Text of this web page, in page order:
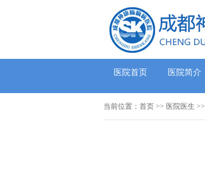
医院首页 医院简介
当前位置： 首页 >> 医院医生